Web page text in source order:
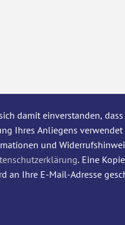
damit einverstanden,
Ihres Anliegens verwendet
und
. Eine
an Ihre E-Mail-Adresse